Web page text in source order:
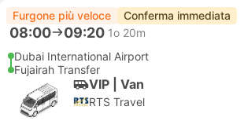
Furgone più veloce Conferma immediata
08:00 09:20 1o 20m
Dubai International Airport
Fujairah Transfer
VIP | Van
RTS Travel